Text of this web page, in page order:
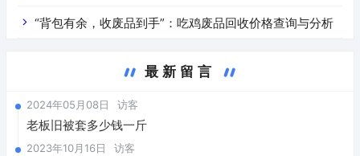
“背包有余，收废品到手”：吃鸡废品回收价格查询与分析
最新留言
2024年05月08日 访客
老板旧被套多少钱一斤
2023年10月16日 访客